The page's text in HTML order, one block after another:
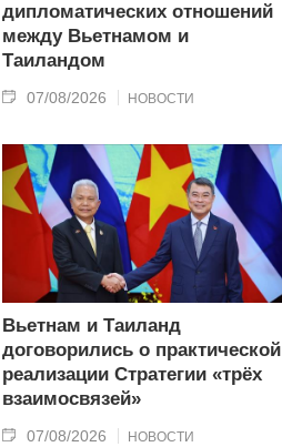
дипломатических отношений
между Вьетнамом и
Таиландом
07/08/2026 НОВОСТИ
Вьетнам и Таиланд
договорились о практической
реализации Стратегии «трёх
взаимосвязей»
07/08/2026 НОВОСТИ